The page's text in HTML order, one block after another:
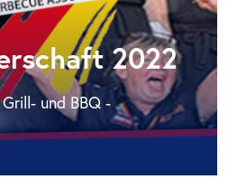
2022
und BBQ -